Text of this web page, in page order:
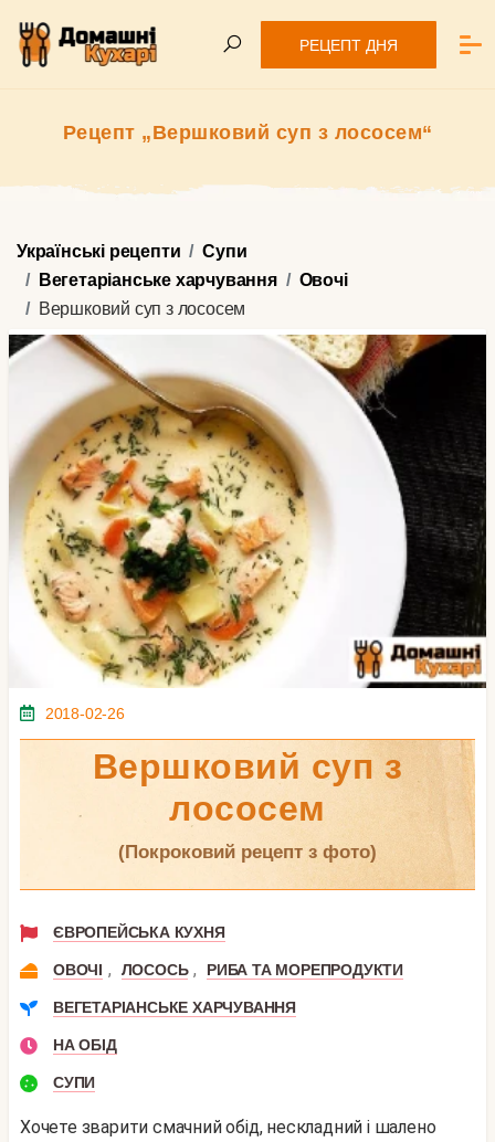
РЕЦЕПТ ДНЯ
Рецепт „Вершковий суп з лососем“
Українські рецепти
Супи
Вегетаріанське харчування
Овочі
Вершковий суп з лососем
2018-02-26
Вершковий суп з
лососем
(покроковий рецепт з фото)
ЄВРОПЕЙСЬКА КУХНЯ
ОВОЧІ , ЛОСОСЬ , РИБА ТА МОРЕПРОДУКТИ
ВЕГЕТАРІАНСЬКЕ ХАРЧУВАННЯ
НА ОБІД
СУПИ
Хочете зварити смачний обід, нескладний і шалено